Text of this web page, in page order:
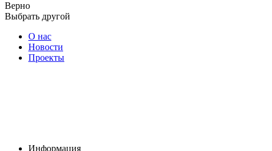
Верно
Выбрать другой
О нас
Новости
Проекты
Информация